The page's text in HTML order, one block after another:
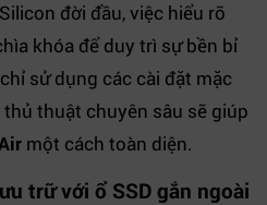
đời đầu, việc hiểu rõ
khóa để duy trì sự bền bỉ
sử dụng các cài đặt mặc
thuật chuyên sâu sẽ giúp
một cách toàn diện.
trữ với ổ SSD gắn ngoài